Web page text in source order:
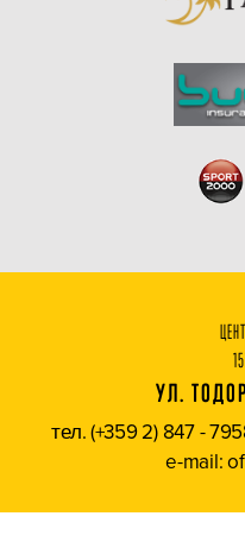
УЛ.
тел. (+359 2) 847 -
e-mail: